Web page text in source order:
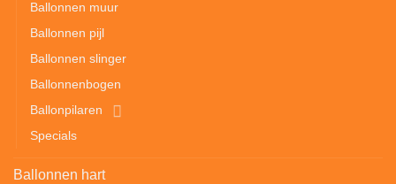
Ballonnen muur
Ballonnen pijl
Ballonnen slinger
Ballonnenbogen
Ballonpilaren
Specials
Ballonnen hart